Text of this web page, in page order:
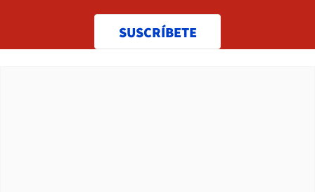
SUSCRÍBETE